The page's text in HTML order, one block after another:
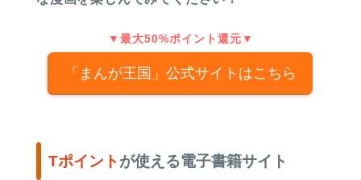
▼最大50%ポイント還元▼
「まんが王国」公式サイトはこちら
Tポイントが使える電子書籍サイト